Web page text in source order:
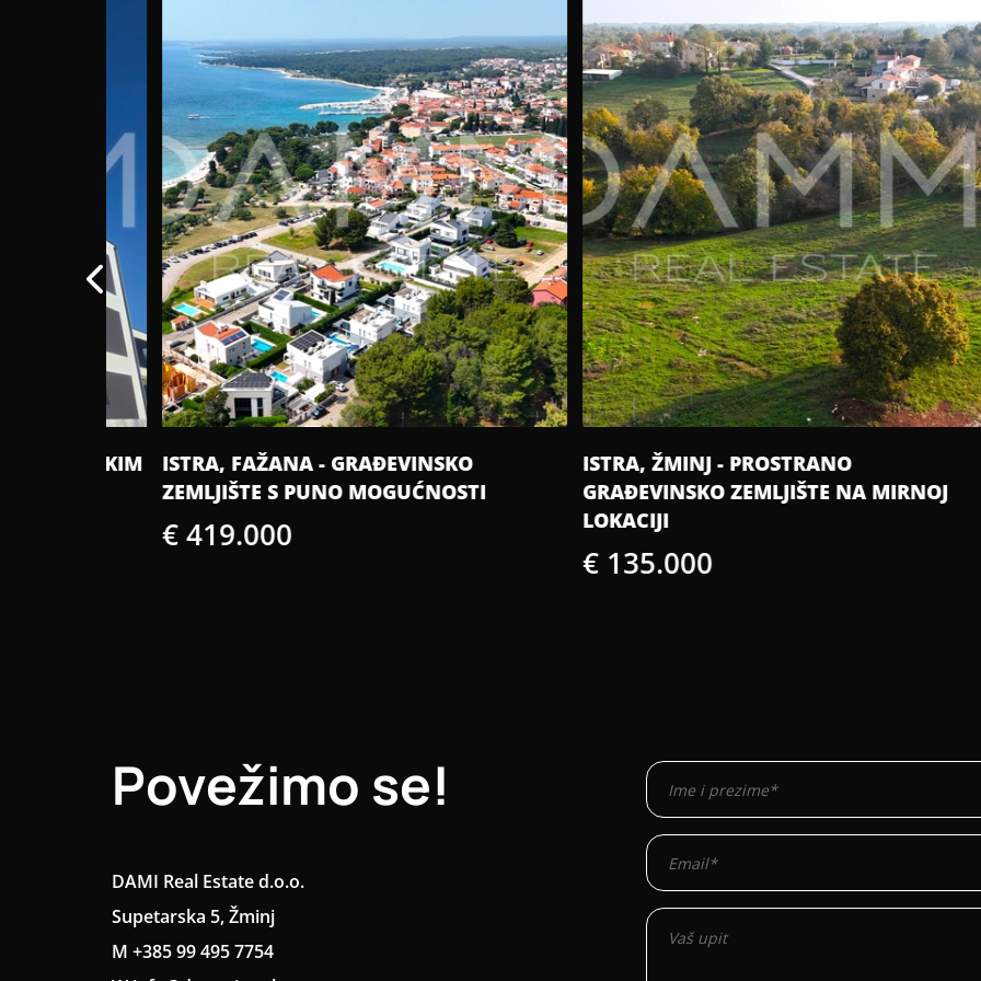
ISTRA, FAŽANA - GRAĐEVINSKO
ZEMLJIŠTE S PUNO MOGUĆNOSTI
€ 419.000
ISTRA, ŽMINJ - PROSTRANO
GRAĐEVINSKO ZEMLJIŠTE NA MIRNOJ
LOKACIJI
€ 135.000
Povežimo se!
DAMI Real Estate d.o.o.
Supetarska 5, Žminj
M +385 99 495 7754